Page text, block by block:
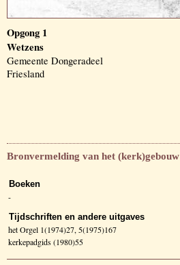
Opgong 1
Wetzens
Gemeente Dongeradeel
Friesland
Bronvermelding van het (kerk)gebouw
Boeken
-
Tijdschriften en andere uitgaves
het Orgel 1(1974)27, 5(1975)167
kerkepadgids (1980)55